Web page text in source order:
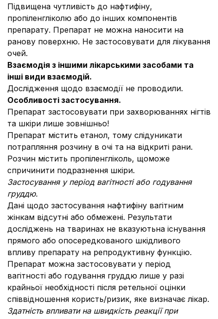
Підвищена чутливість до нафтифіну,
пропіленгліколю або до інших компонентів
препарату. Препарат не можна наносити на
ранову поверхню. Не застосовувати для лікування
очей.
Взаємодія з іншими лікарськими засобами та
інші види взаємодій.
Дослідження щодо взаємодії не проводили.
Особливості застосування.
Препарат застосовувати при захворюваннях нігтів
та шкіри лише зовнішньо!
Препарат містить етанол, тому слідуникати
потрапляння розчину в очі та на відкриті рани.
Розчин містить пропіленгліколь, щоможе
спричинити подразнення шкіри.
Застосування у період вагітності або годування
груддю.
Дані щодо застосування нафтифіну вагітним
жінкам відсутні або обмежені. Результати
досліджень на тваринах не вказуютьна існування
прямого або опосередкованого шкідливого
впливу препарату на репродуктивну функцію.
Препарат можна застосовувати у період
вагітності або годування груддю лише у разі
крайньої необхідності після ретельної оцінки
співвідношення користь/ризик, яке визначає лікар.
Здатність впливати на швидкість реакції при